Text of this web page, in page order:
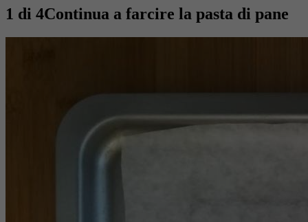
1 di 4Continua a farcire la pasta di pane